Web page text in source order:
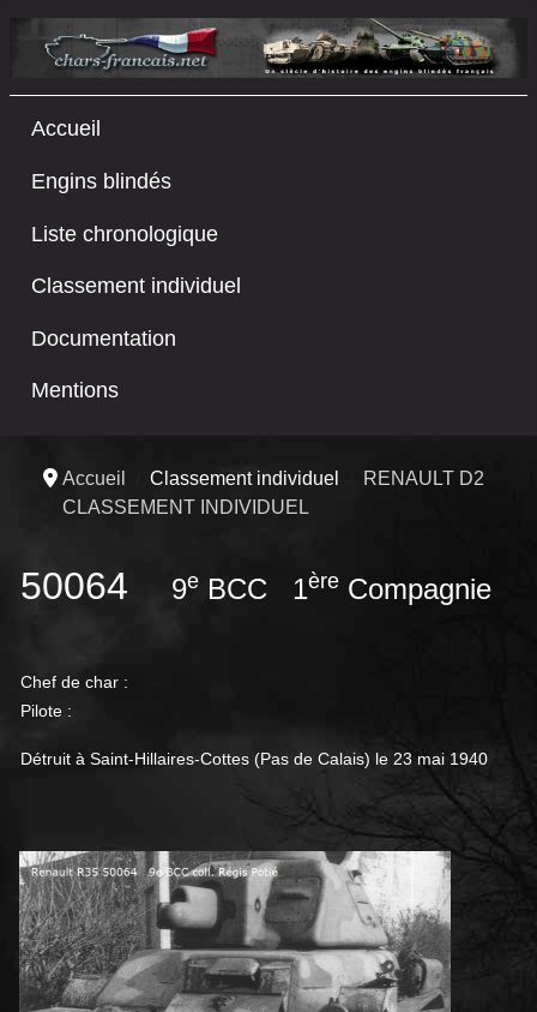
Accueil
Engins blindés
Liste chronologique
Classement individuel
Documentation
Mentions
Accueil Classement individuel
RENAULT D2
CLASSEMENT INDIVIDUEL
50064 9e BCC 1ère Compagnie
Chef de char :
Pilote :
Détruit à Saint-Hillaires-Cottes (Pas de Calais) le 23 mai 1940